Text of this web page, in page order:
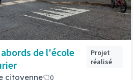
de l'école
Projet
réalisé
citoyenne 0